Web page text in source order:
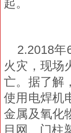
起。
2.2018年
火灾，现场
亡。据了解
使用电焊机
金属及氧化
目网、门柱